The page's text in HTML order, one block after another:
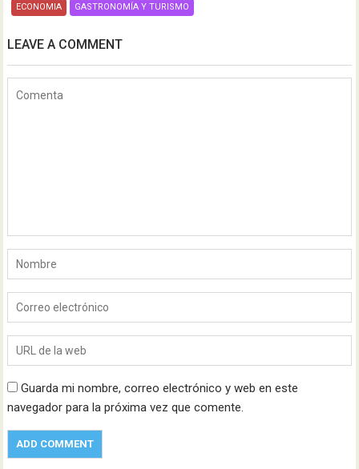
ECONOMIA GASTRONOMÍA Y TURISMO
LEAVE A COMMENT
Guarda mi nombre, correo electrónico y web en este
navegador para la próxima vez que comente.